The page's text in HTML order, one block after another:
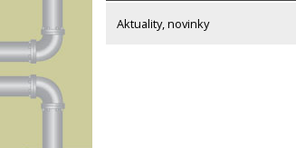
Aktuality, novinky